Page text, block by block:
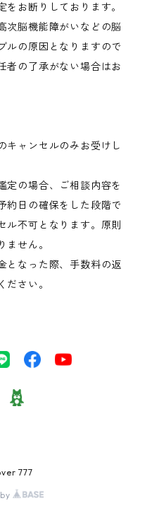
お断りしております。
次脳機能障がいなどの脳
ルの原因となりますので
者の了承がない場合はお
キャンセルのみお受けし
定の場合、ご相談内容を
約日の確保をした段階で
ル不可となります。原則
せん。
となった際、手数料の返
さい。
777
by